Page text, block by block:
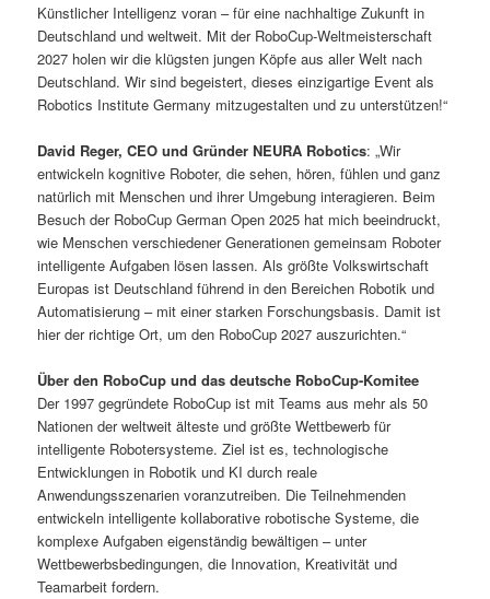
Künstlicher Intelligenz voran – für eine nachhaltige Zukunft in
Deutschland und weltweit. Mit der RoboCup-Weltmeisterschaft
2027 holen wir die klügsten jungen Köpfe aus aller Welt nach
Deutschland. Wir sind begeistert, dieses einzigartige Event als
Robotics Institute Germany mitzugestalten und zu unterstützen!“
David Reger, CEO und Gründer NEURA Robotics: „Wir
entwickeln kognitive Roboter, die sehen, hören, fühlen und ganz
natürlich mit Menschen und ihrer Umgebung interagieren. Beim
Besuch der RoboCup German Open 2025 hat mich beeindruckt,
wie Menschen verschiedener Generationen gemeinsam Roboter
intelligente Aufgaben lösen lassen. Als größte Volkswirtschaft
Europas ist Deutschland führend in den Bereichen Robotik und
Automatisierung – mit einer starken Forschungsbasis. Damit ist
hier der richtige Ort, um den RoboCup 2027 auszurichten.“
Über den RoboCup und das deutsche RoboCup-Komitee
Der 1997 gegründete RoboCup ist mit Teams aus mehr als 50
Nationen der weltweit älteste und größte Wettbewerb für
intelligente Robotersysteme. Ziel ist es, technologische
Entwicklungen in Robotik und KI durch reale
Anwendungsszenarien voranzutreiben. Die Teilnehmenden
entwickeln intelligente kollaborative robotische Systeme, die
komplexe Aufgaben eigenständig bewältigen – unter
Wettbewerbsbedingungen, die Innovation, Kreativität und
Teamarbeit fordern.